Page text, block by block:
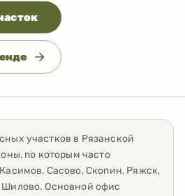
участков в Рязанской
по которым часто
Сасово, Скопин, Ряжск,
Шилово. Основной офис